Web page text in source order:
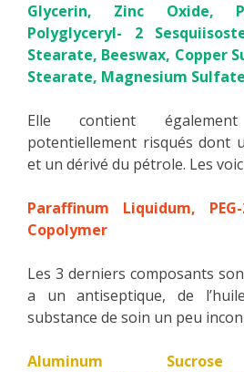
Glycerin, Zinc Oxide,
Polyglyceryl- 2
Stearate, Beeswax, Copper
Stearate, Magnesium
Elle contient
potentiellement risqués dont
et un dérivé du pétrole. Les
Paraffinum Liquidum,
Copolymer
Les 3 derniers composants
a un antiseptique, de
substance de soin un peu
Aluminum